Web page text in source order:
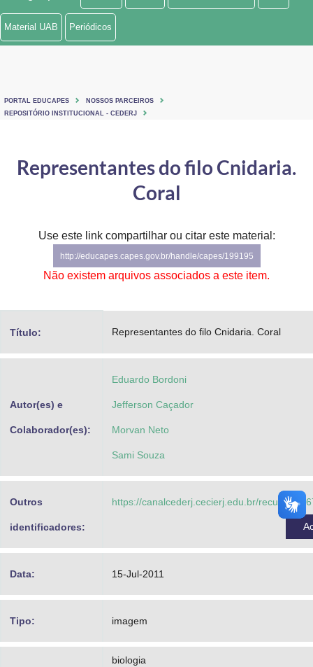
Ministério de Minas e Energia
Ministério do Turismo
Controladoria-Geral da União
Secretaria-Geral
Advocacia-Geral da União
Banco Central do Brasil
Material UAB Periódicos
PORTAL EDUCAPES
NOSSOS PARCEIROS
REPOSITÓRIO INSTITUCIONAL - CEDERJ
Representantes do filo Cnidaria.
Coral
Use este link compartilhar ou citar este material:
http://educapes.capes.gov.br/handle/capes/199195
Não existem arquivos associados a este item.
Título: Representantes do filo Cnidaria. Coral
Autor(es) e
Colaborador(es):
Eduardo Bordoni
Jefferson Caçador
Morvan Neto
Sami Souza
Outros
identificadores:
https://canalcederj.cecierj.edu.br/recurso/
Data: 15-Jul-2011
Tipo: imagem
biologia